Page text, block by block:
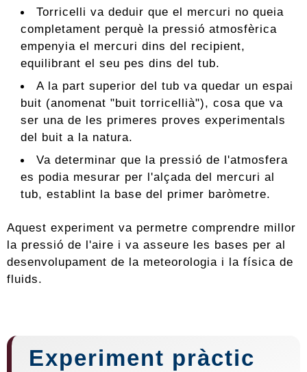
Torricelli va deduir que el mercuri no queia
completament perquè la pressió atmosfèrica
empenyia el mercuri dins del recipient,
equilibrant el seu pes dins del tub.
A la part superior del tub va quedar un espai
buit (anomenat "buit torricellià"), cosa que va
ser una de les primeres proves experimentals
del buit a la natura.
Va determinar que la pressió de l'atmosfera
es podia mesurar per l'alçada del mercuri al
tub, establint la base del primer baròmetre.
Aquest experiment va permetre comprendre millor
la pressió de l'aire i va asseure les bases per al
desenvolupament de la meteorologia i la física de
fluids.
Experiment pràctic